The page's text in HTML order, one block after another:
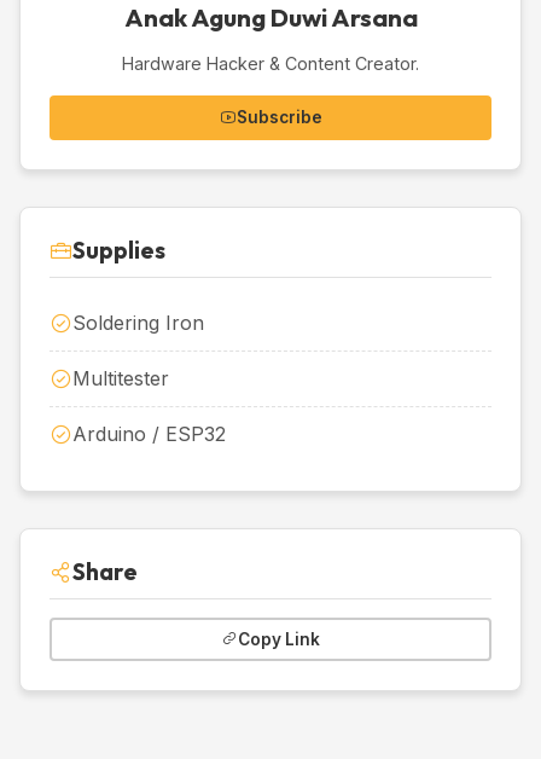
Anak Agung Duwi Arsana
Hardware Hacker & Content Creator.
Subscribe
Supplies
Soldering Iron
Multitester
Arduino / ESP32
Share
Copy Link